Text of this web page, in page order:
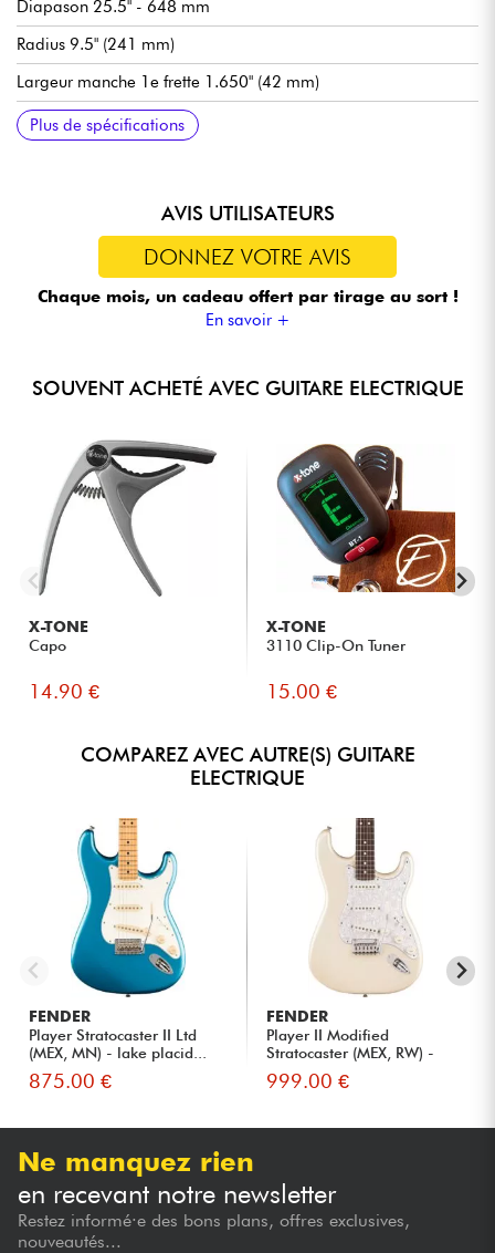
Diapason 25.5" - 648 mm
Radius 9.5" (241 mm)
Largeur manche 1e frette 1.650" (42 mm)
Micros simple-bobinage Fender Player Series Alnico 5
Volume général
Tonalité 1 (micro manche/centre)
Tonalité 2 push/pull (micro chevalet)
Sélecteur micros 5x positions
Chevalet/vibrato traditionnel Fender 2-Point Synchronized
Tremolo with Bent Steel Saddles
Mécaniques Fender ClassicGear
Tirants de cordes recommandées (accordage standard) : 9.42,
9.46
Plus de spécifications
AVIS UTILISATEURS
DONNEZ VOTRE AVIS
Chaque mois, un cadeau offert par tirage au sort !
En savoir +
SOUVENT ACHETÉ AVEC GUITARE ELECTRIQUE
X-TONE
Capo
14.90 €
X-TONE
3110 Clip-On Tuner
15.00 €
COMPAREZ AVEC AUTRE(S) GUITARE
ELECTRIQUE
FENDER
Player Stratocaster II Ltd
(MEX, MN) - lake placid...
875.00 €
FENDER
Player II Modified
Stratocaster (MEX, RW) -
Olympi...
999.00 €
Ne manquez rien
en recevant notre newsletter
Restez informé·e des bons plans, offres exclusives,
nouveautés...